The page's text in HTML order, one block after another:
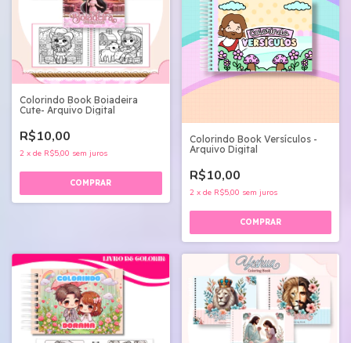
Colorindo Book Boiadeira
Cute- Arquivo Digital
R$10,00
2 x de R$5,00 sem juros
Colorindo Book Versículos -
Arquivo Digital
R$10,00
2 x de R$5,00 sem juros